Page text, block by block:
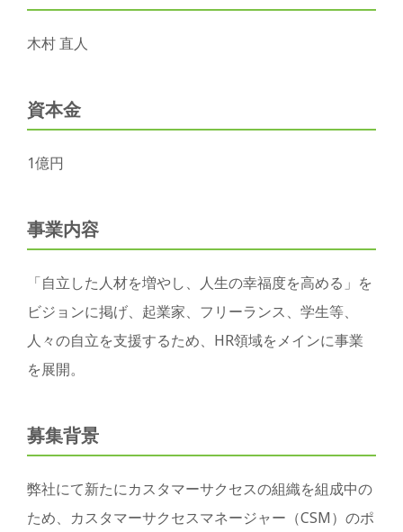
木村 直人
資本金
1億円
事業内容
「自立した人材を増やし、人生の幸福度を高める」を
ビジョンに掲げ、起業家、フリーランス、学生等、
人々の自立を支援するため、HR領域をメインに事業
を展開。
募集背景
弊社にて新たにカスタマーサクセスの組織を組成中の
ため、カスタマーサクセスマネージャー（CSM）のポ